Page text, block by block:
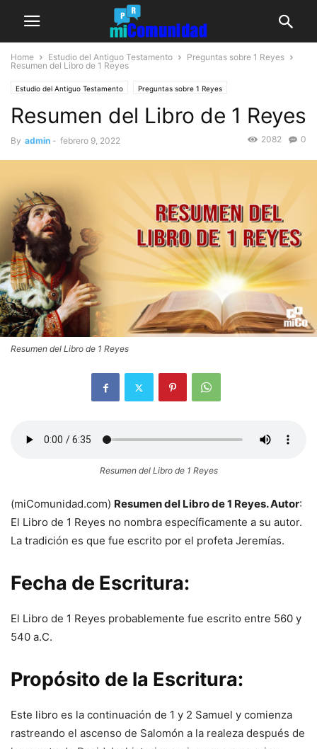
Home Estudio del Antiguo Testamento
Preguntas sobre 1 Reyes
Resumen del Libro de 1 Reyes
Estudio del Antiguo Testamento Preguntas sobre 1 Reyes
Resumen del Libro de 1 Reyes
By admin - febrero 9, 2022 0
2082
Resumen del Libro de 1 Reyes
Resumen del Libro de 1 Reyes
(miComunidad.com) Resumen del Libro de 1 Reyes. Autor:
El Libro de 1 Reyes no nombra específicamente a su autor.
La tradición es que fue escrito por el profeta Jeremías.
Fecha de Escritura:
El Libro de 1 Reyes probablemente fue escrito entre 560 y
540 a.C.
Propósito de la Escritura:
Este libro es la continuación de 1 y 2 Samuel y comienza
rastreando el ascenso de Salomón a la realeza después de